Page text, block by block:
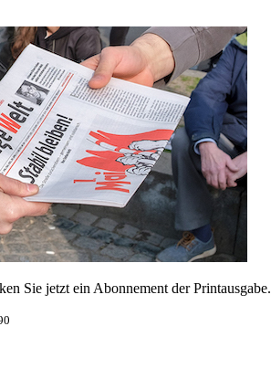
Sie jetzt ein Abonnement der Printausgabe.